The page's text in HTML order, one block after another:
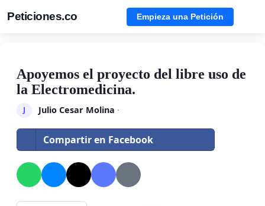
Peticiones.co Empieza una Petición
Apoyemos el proyecto del libre uso de
la Electromedicina.
J Julio Cesar Molina ·
Compartir en Facebook